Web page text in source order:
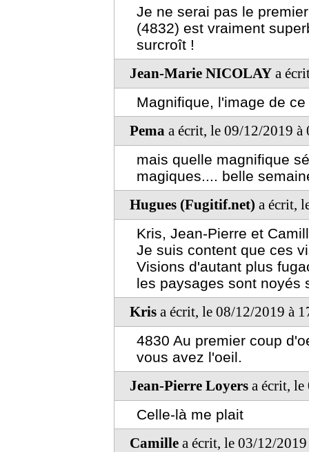
Je ne serai pas le
(4832) est vraiment
surcroît !
Jean-Marie NICOLAY a
Magnifique, l'image de ce
Pema a écrit, le 09/12/2019 à
mais quelle magnifique
magiques.... belle
Hugues (Fugitif.net) a écrit,
Kris, Jean-Pierre et
Je suis content que ces
Visions d'autant plus
les paysages sont noyés
Kris a écrit, le 08/12/2019 à
4830 Au premier coup
vous avez l'oeil.
Jean-Pierre Loyers a écrit,
Celle-là me plait
Camille a écrit, le 03/12/